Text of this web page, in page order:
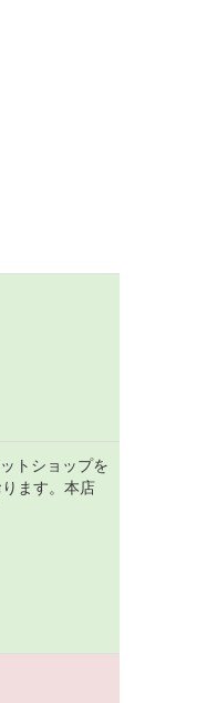
トショップを
ます。本店